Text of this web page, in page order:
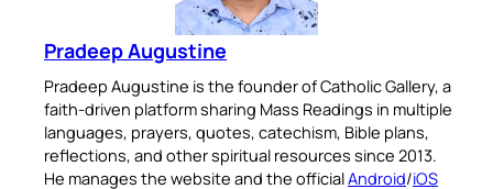
Pradeep Augustine
Pradeep Augustine is the founder of Catholic Gallery, a
faith-driven platform sharing Mass Readings in multiple
languages, prayers, quotes, catechism, Bible plans,
reflections, and other spiritual resources since 2013.
He manages the website and the officialAndroid/iOS